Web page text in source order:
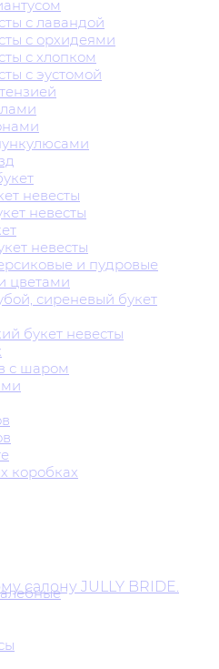
с лавандой
с орхидеями
с хлопком
с эустомой
невесты
невесты
невесты
и пудровые
цветами
сиреневый букет
букет невесты
с шаром
коробках
салону JULLY BRIDE.